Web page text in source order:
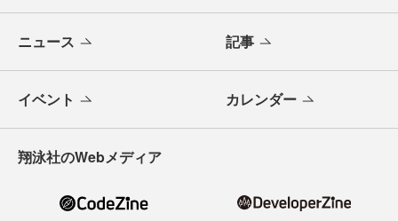
ニュース 記事
イベント カレンダー
翔泳社のWebメディア